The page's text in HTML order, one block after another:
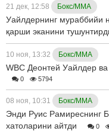
21 дек, 12:58 Бокс/ММА
Уайлдернинг мураббийи
қарши эканини
10 ноя, 13:32 Бокс/ММА
WBC Деонтей Уайлдер
0 5794
08 ноя, 10:31 Бокс/ММА
Энди Руис Рамиреснинг
хатоларини айтди
0